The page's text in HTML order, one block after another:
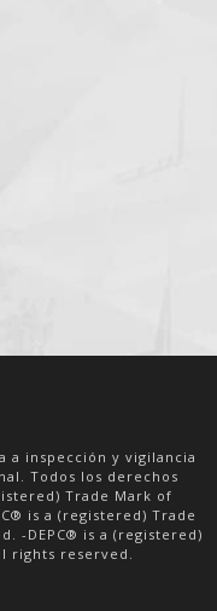
a inspección y vigilancia
Todos los derechos
Trade Mark of
is a (registered) Trade
-DEPC® is a (registered)
rights reserved.